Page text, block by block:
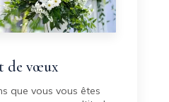
de vœux
que vous vous êtes